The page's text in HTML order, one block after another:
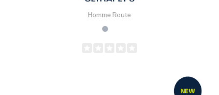
Homme Route